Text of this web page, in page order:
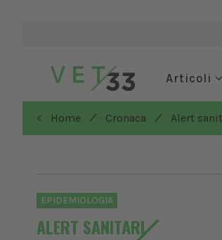
Articoli
< Home / Cronaca / Alert
EPIDEMIOLOGIA
ALERT SANITARI